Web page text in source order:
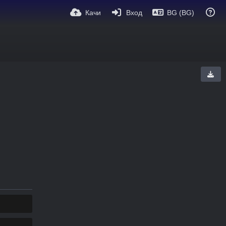
Качи Вход BG (BG)